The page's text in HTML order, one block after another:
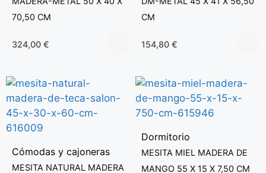
70,50 CM
324,00 €
CM
154,80 €
Cómodas y cajoneras
MESITA NATURAL MADERA
Dormitorio
MESITA MIEL MADERA DE
MANGO 55 X 15 X 7,50 CM